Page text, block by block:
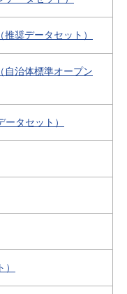
奨データセット）
自治体標準オープン
タセット）